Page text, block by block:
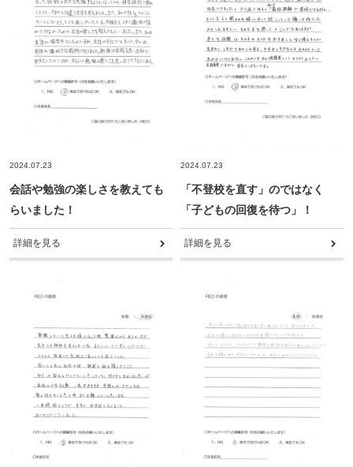
2024.07.23
会話や勉強の楽しさを教えても
らいました！
詳細を見る
2024.07.23
「不登校を直す」のではなく
「子どもの回復を待つ」！
詳細を見る